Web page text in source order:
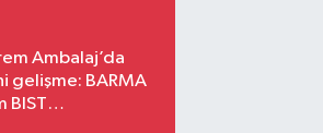
Ambalaj’da
gelişme: BARMA
BIST